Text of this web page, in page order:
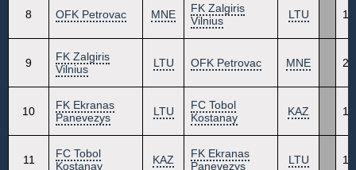
8 OFK Petrovac MNE
FK Zalgiris
Vilnius
LTU 1
9
FK Zalgiris
Vilnius
LTU OFK Petrovac MNE 2
10
FK Ekranas
Panevezys
LTU
FC Tobol
Kostanay
KAZ 1
11
FC Tobol
Kostanay
KAZ
FK Ekranas
Panevezys
LTU 1